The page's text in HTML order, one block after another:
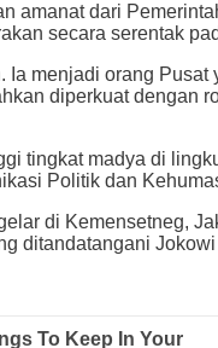
amanat dari
secara serentak
menjadi orang
diperkuat
tingkat madya di
Politik dan
di Kemensetneg,
ditandatangani